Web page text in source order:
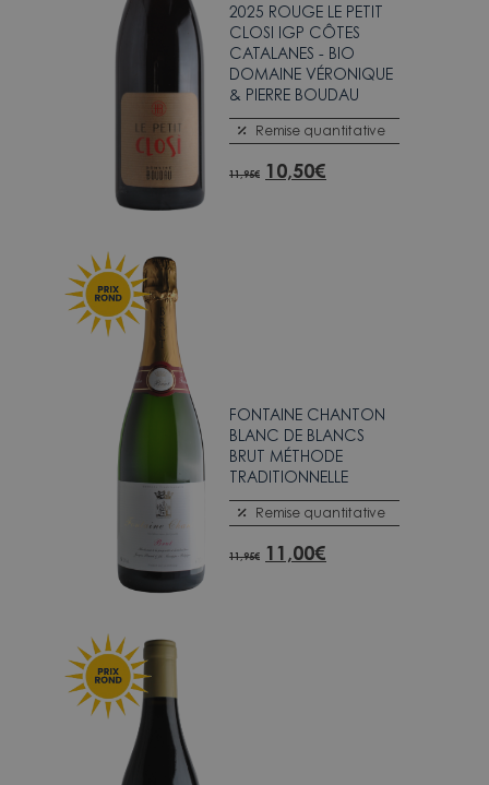
2025 ROUGE LE PETIT
CLOSI IGP CÔTES
CATALANES - BIO
DOMAINE VÉRONIQUE
& PIERRE BOUDAU
Remise quantitative
11,95€ 10,50€
FONTAINE CHANTON
BLANC DE BLANCS
BRUT MÉTHODE
TRADITIONNELLE
Remise quantitative
11,95€ 11,00€